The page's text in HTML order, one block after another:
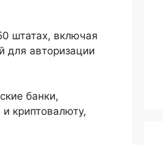
штатах, включая
для авторизации
банки,
криптовалюту,